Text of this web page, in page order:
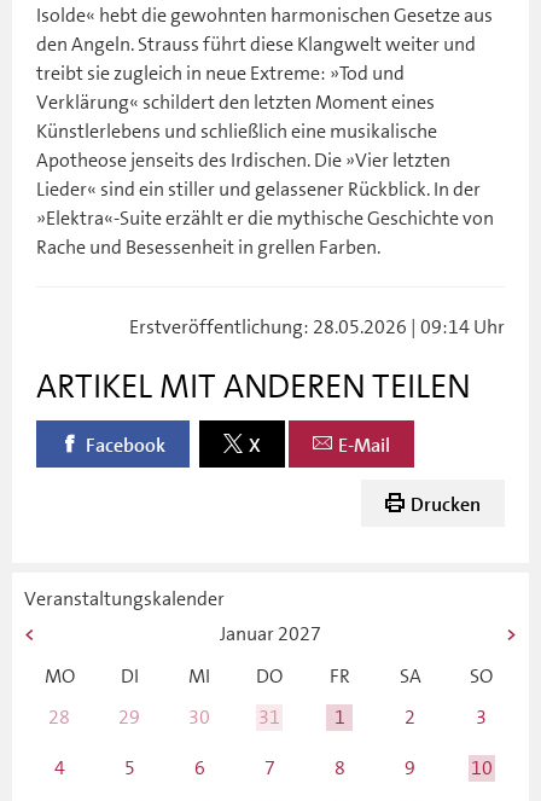
Isolde« hebt die gewohnten harmonischen Gesetze aus
den Angeln. Strauss führt diese Klangwelt weiter und
treibt sie zugleich in neue Extreme: »Tod und
Verklärung« schildert den letzten Moment eines
Künstlerlebens und schließlich eine musikalische
Apotheose jenseits des Irdischen. Die »Vier letzten
Lieder« sind ein stiller und gelassener Rückblick. In der
»Elektra«-Suite erzählt er die mythische Geschichte von
Rache und Besessenheit in grellen Farben.
Erstveröffentlichung: 28.05.2026 | 09:14 Uhr
ARTIKEL MIT ANDEREN TEILEN
Facebook X E-Mail
Drucken
Veranstaltungskalender
Januar2027
MO
DI MI DO FR SA
SO
28
29 30 31 1 2
3
4
5 6 7 8 9
10